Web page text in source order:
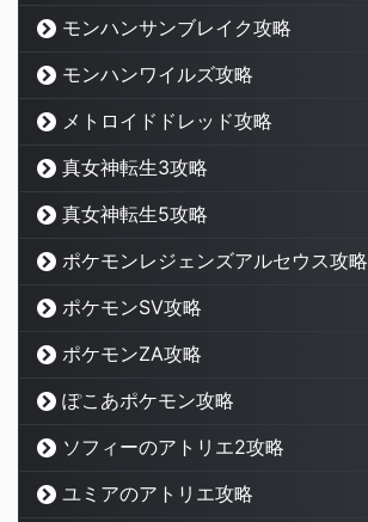
モンハンサンブレイク攻略
モンハンワイルズ攻略
メトロイドドレッド攻略
真女神転生3攻略
真女神転生5攻略
ポケモンレジェンズアルセウス攻略
ポケモンSV攻略
ポケモンZA攻略
ぽこあポケモン攻略
ソフィーのアトリエ2攻略
ユミアのアトリエ攻略